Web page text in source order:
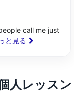
call me just
と見る
人レッスン